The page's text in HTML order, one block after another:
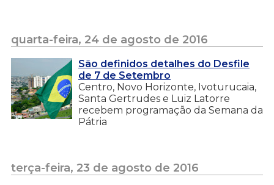
quarta-feira, 24 de agosto de 2016
São definidos detalhes do Desfile
de 7 de Setembro
Centro, Novo Horizonte, Ivoturucaia,
Santa Gertrudes e Luiz Latorre
recebem programação da Semana da
Pátria
terça-feira, 23 de agosto de 2016